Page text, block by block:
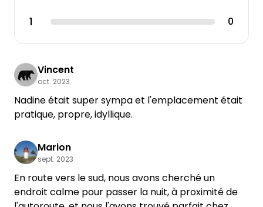
1 0
Vincent
oct. 2023
Nadine était super sympa et l'emplacement était
pratique, propre, idyllique.
Marion
sept. 2023
En route vers le sud, nous avons cherché un
endroit calme pour passer la nuit, à proximité de